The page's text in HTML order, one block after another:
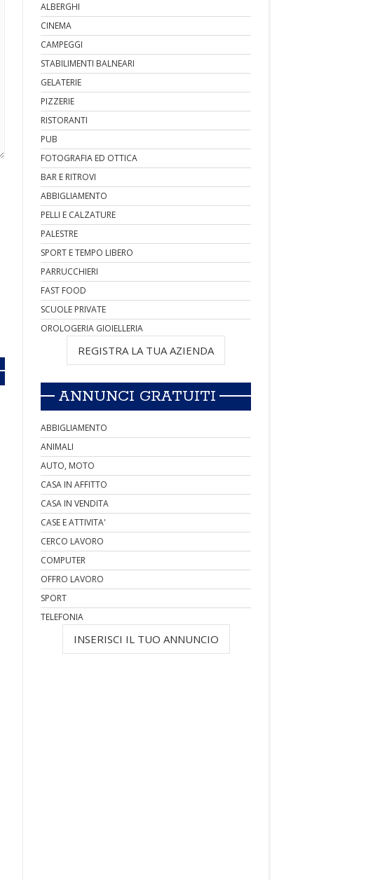
ALBERGHI
CINEMA
CAMPEGGI
STABILIMENTI BALNEARI
GELATERIE
PIZZERIE
RISTORANTI
PUB
FOTOGRAFIA ED OTTICA
BAR E RITROVI
ABBIGLIAMENTO
PELLI E CALZATURE
PALESTRE
SPORT E TEMPO LIBERO
PARRUCCHIERI
FAST FOOD
SCUOLE PRIVATE
OROLOGERIA GIOIELLERIA
REGISTRA LA TUA AZIENDA
ANNUNCI GRATUITI
ABBIGLIAMENTO
ANIMALI
AUTO, MOTO
CASA IN AFFITTO
CASA IN VENDITA
CASE E ATTIVITA'
CERCO LAVORO
COMPUTER
OFFRO LAVORO
SPORT
TELEFONIA
INSERISCI IL TUO ANNUNCIO